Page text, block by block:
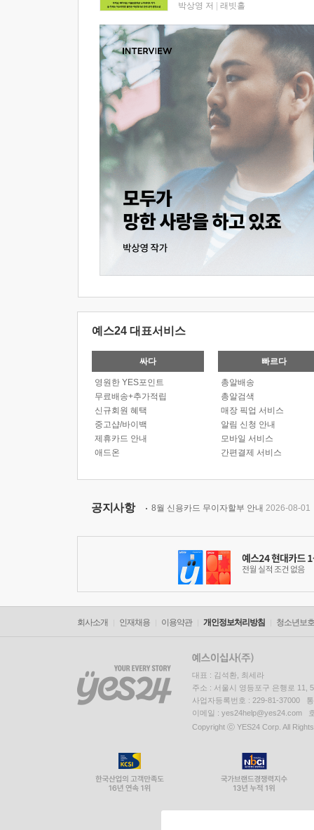
박상영 저 래빗홀
예스24 대표서비스
싸다
영원한 YES포인트
무료배송+추가적립
신규회원 혜택
중고샵/바이백
제휴카드 안내
애드온
빠르다
총알배송
총알검색
매장 픽업 서비스
알림 신청 안내
모바일 서비스
간편결제 서비스
공지사항 8월 신용카드 무이자할부 안내 2026-08-01
회사소개 인재채용 이용약관 개인정보처리방침 청소년보
대표 : 김석환, 최세라
주소 : 서울시 영등포구 은행로 11,
사업자등록번호 : 229-81-37000
이메일 : yes24help@yes24.com
Copyright ⓒ YES24 Corp. All